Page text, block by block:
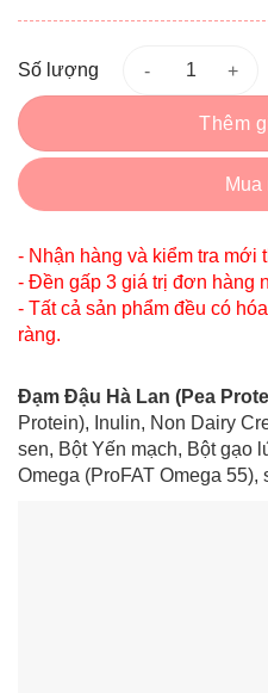
Số lượng
Thêm
Mua
- Nhận hàng và kiểm tra mới
- Đền gấp 3 giá trị đơn hàng
- Tất cả sản phẩm đều có
ràng.
Đạm Đậu Hà Lan (Pea
Protein), Inulin, Non Dairy
sen, Bột Yến mạch, Bột gạo
Omega (ProFAT Omega 55),